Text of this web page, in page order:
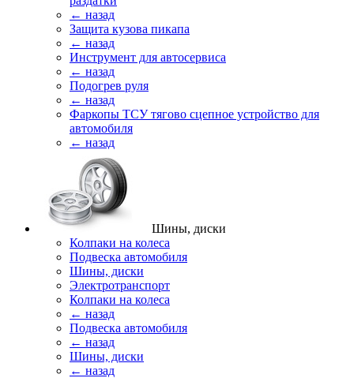
← назад
Защита кузова пикапа
← назад
Инструмент для автосервиса
← назад
Подогрев руля
← назад
Фаркопы ТСУ тягово сцепное устройство для
автомобиля
← назад
Шины, диски
Колпаки на колеса
Подвеска автомобиля
Шины, диски
Электротранспорт
Колпаки на колеса
← назад
Подвеска автомобиля
← назад
Шины, диски
← назад